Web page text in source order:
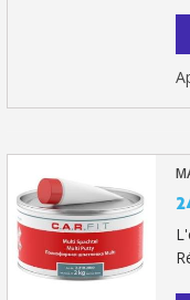
Livraison offerte en
Paiement
Partagez vos
Gagnez des